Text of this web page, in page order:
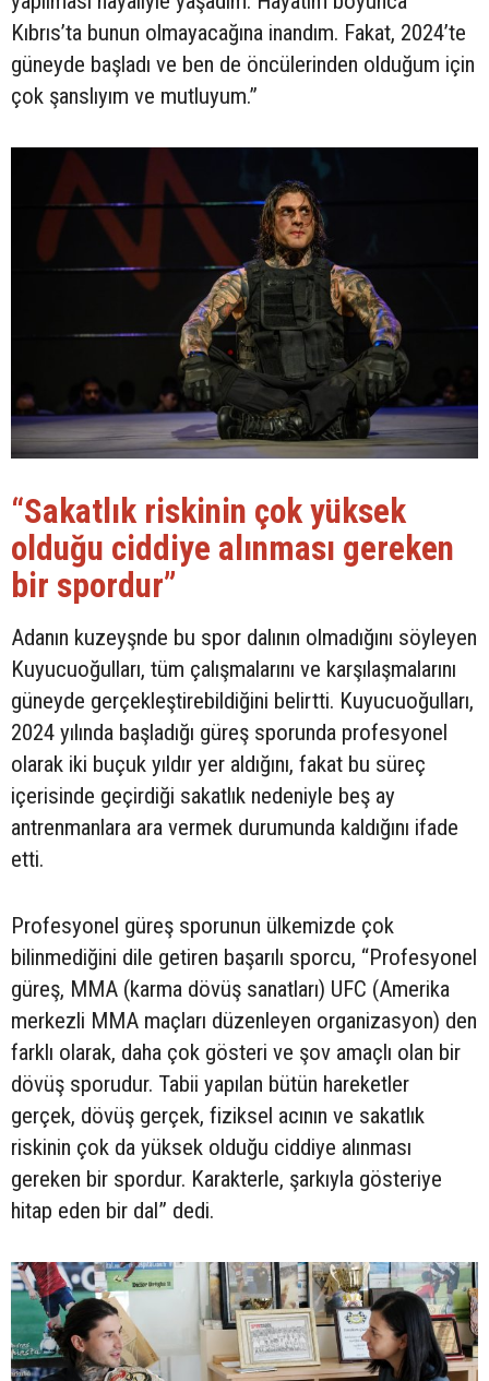
Kıbrıs’ta bunun olmayacağına inandım. Fakat, 2024’te
güneyde başladı ve ben de öncülerinden olduğum için
çok şanslıyım ve mutluyum.”
“Sakatlık riskinin çok yüksek
olduğu ciddiye alınması gereken
bir spordur”
Adanın kuzeyşnde bu spor dalının olmadığını söyleyen
Kuyucuoğulları, tüm çalışmalarını ve karşılaşmalarını
güneyde gerçekleştirebildiğini belirtti. Kuyucuoğulları,
2024 yılında başladığı güreş sporunda profesyonel
olarak iki buçuk yıldır yer aldığını, fakat bu süreç
içerisinde geçirdiği sakatlık nedeniyle beş ay
antrenmanlara ara vermek durumunda kaldığını ifade
etti.
Profesyonel güreş sporunun ülkemizde çok
bilinmediğini dile getiren başarılı sporcu, “Profesyonel
güreş, MMA (karma dövüş sanatları) UFC (Amerika
merkezli MMA maçları düzenleyen organizasyon) den
farklı olarak, daha çok gösteri ve şov amaçlı olan bir
dövüş sporudur. Tabii yapılan bütün hareketler
gerçek, dövüş gerçek, fiziksel acının ve sakatlık
riskinin çok da yüksek olduğu ciddiye alınması
gereken bir spordur. Karakterle, şarkıyla gösteriye
hitap eden bir dal” dedi.